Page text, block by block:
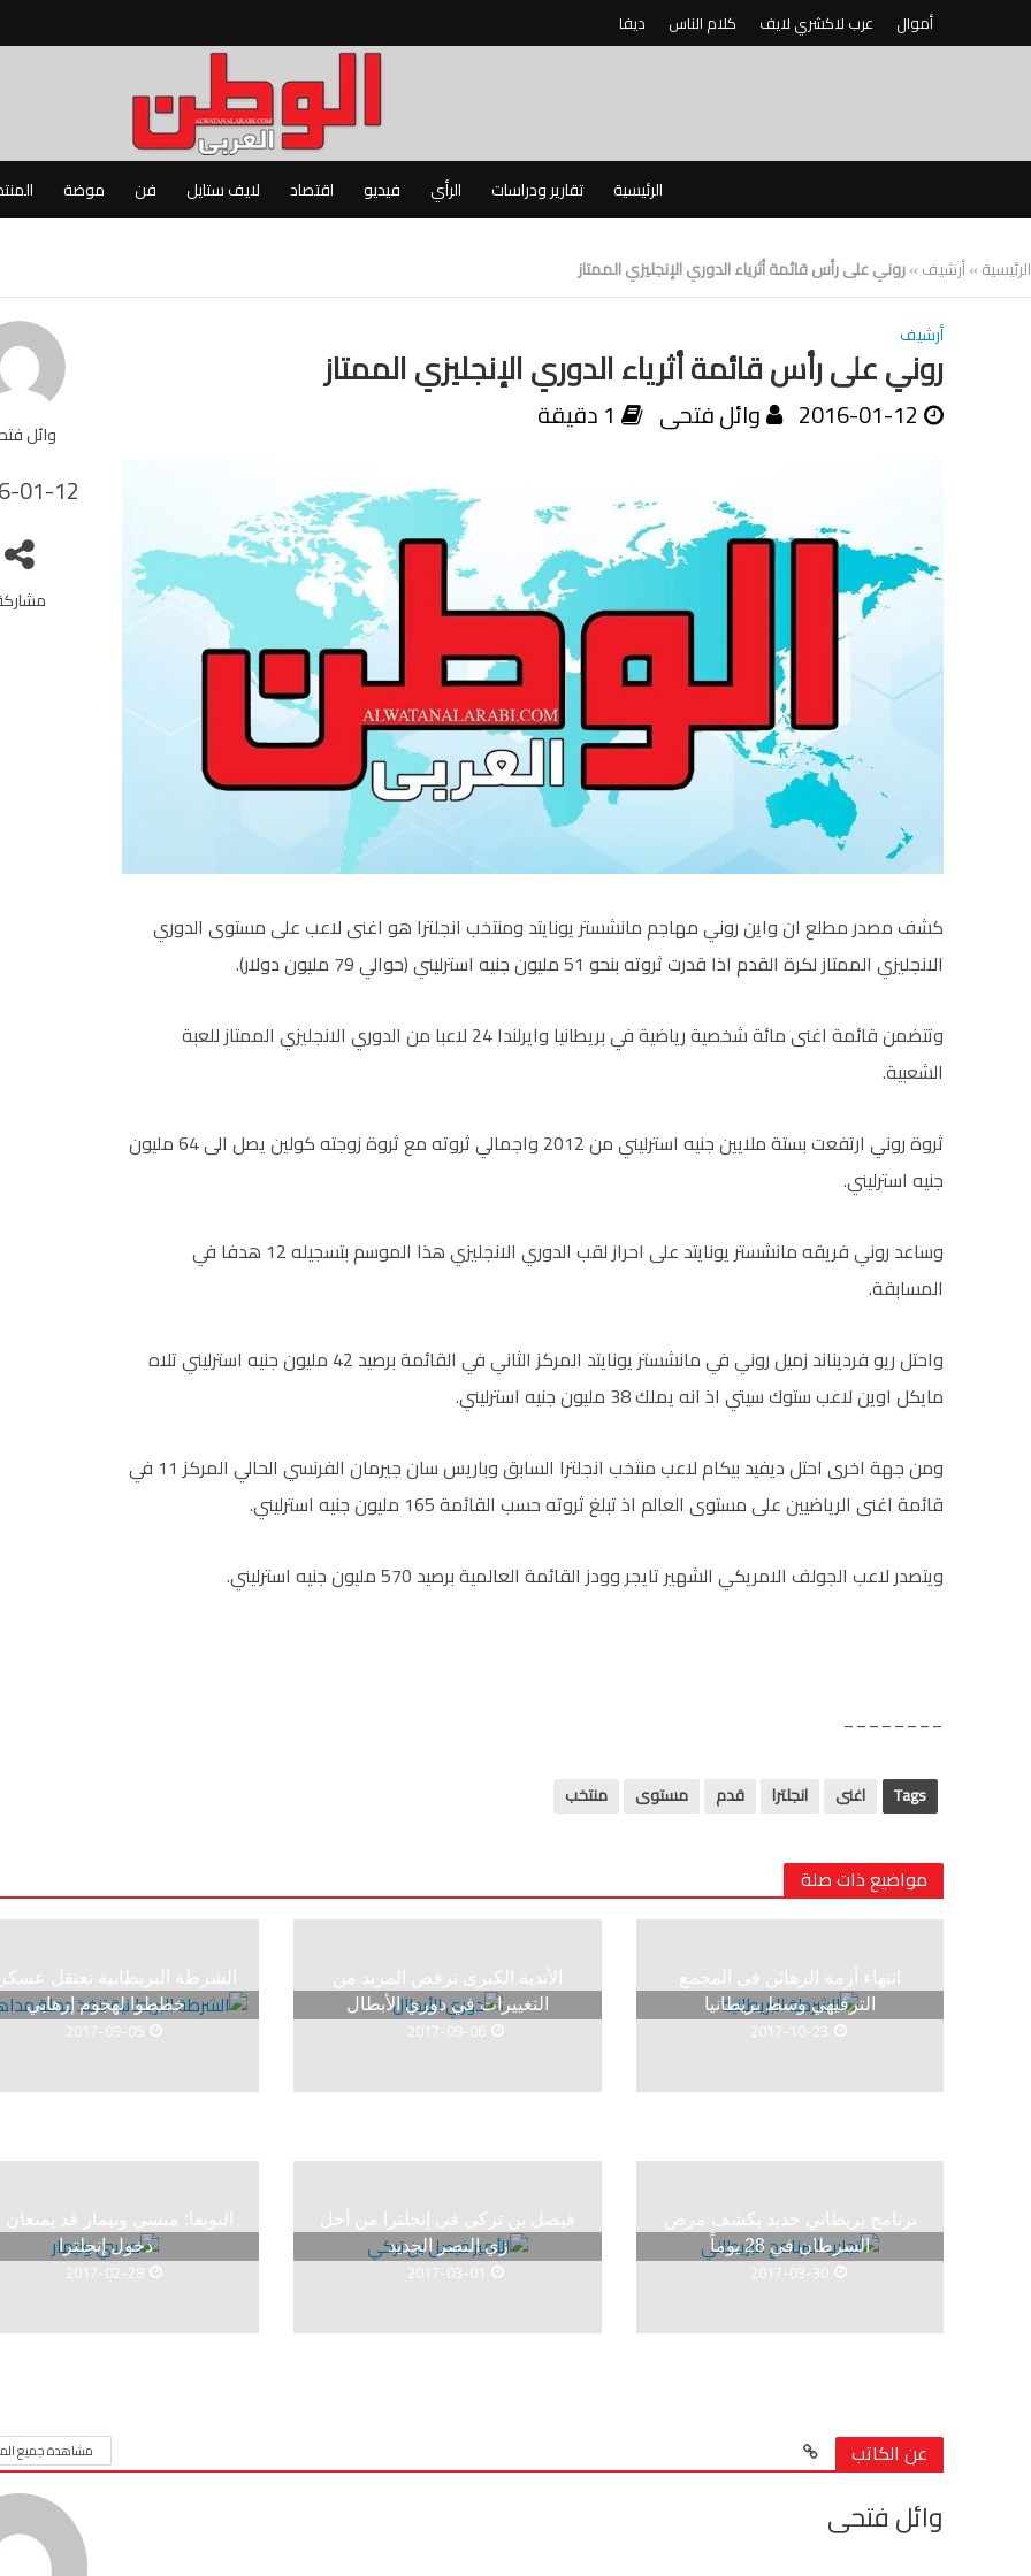
أموال عرب لاكشري لايف كلام الناس ديفا
الرئيسية تقارير ودراسات الرأي فيديو اقتصاد لايف ستايل فن موضة
الرئيسية»أرشيف»روني على رأس قائمة أثرياء الدوري الإنجليزي الممتاز
وائل
01-12
أرشيف
روني على رأس قائمة أثرياء الدوري الإنجليزي الممتاز
2016-01-12 وائل فتحى 1 دقيقة
كشف مصدر مطلع ان واين روني مهاجم مانشستر يونايتد ومنتخب انجلترا هو اغنى لاعب على مستوى الدوري
الانجليزي الممتاز لكرة القدم اذا قدرت ثروته بنحو 51 مليون جنيه استرليني (حوالي 79 مليون دولار).
وتتضمن قائمة اغنى مائة شخصية رياضية في بريطانيا وايرلندا 24 لاعبا من الدوري الانجليزي الممتاز للعبة
الشعبية.
ثروة روني ارتفعت بستة ملايين جنيه استرليني من 2012 واجمالي ثروته مع ثروة زوجته كولين يصل الى 64 مليون
جنيه استرليني.
وساعد روني فريقه مانشستر يونايتد على احراز لقب الدوري الانجليزي هذا الموسم بتسجيله 12 هدفا في
المسابقة.
واحتل ريو فرديناند زميل روني في مانشستر يونايتد المركز الثاني في القائمة برصيد 42 مليون جنيه استرليني تلاه
مايكل اوين لاعب ستوك سيتي اذ انه يملك 38 مليون جنيه استرليني.
ومن جهة اخرى احتل ديفيد بيكام لاعب منتخب انجلترا السابق وباريس سان جيرمان الفرنسي الحالي المركز 11 في
قائمة اغنى الرياضيين على مستوى العالم اذ تبلغ ثروته حسب القائمة 165 مليون جنيه استرليني.
ويتصدر لاعب الجولف الامريكي الشهير تايجر وودز القائمة العالمية برصيد 570 مليون جنيه استرليني.
________
Tags اغنى انجلترا قدم مستوى منتخب
مواضيع ذات صلة
انتهاء أزمة الرهائن في المجمع
الترفيهي وسط بريطانيا
2017-10-23
الأندية الكبرى ترفض المزيد من
التغييرات في دوري الأبطال
2017-09-06
الشرطة البريطانية تعتقل
خططوا لهجوم إرهابي
2017-09-05
برنامج بريطاني جديد يكشف مرض
السرطان في 28 يوماً
2017-03-30
فيصل بن تركي في إنجلترا من أجل
زي النصر الجديد
2017-03-01
اليويفا: ميسي ونيمار قد
دخول إنجلترا
2017-02-28
عن الكاتب مشاهدة جميع
وائل فتحى